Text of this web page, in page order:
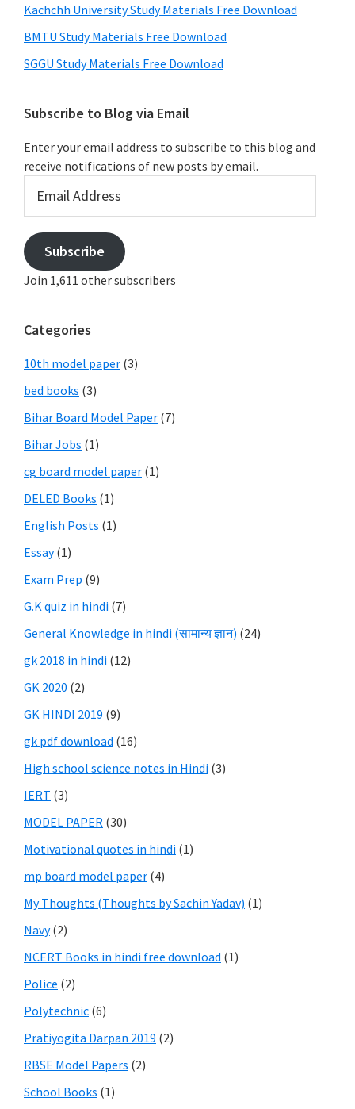
Kachchh University Study Materials Free Download
BMTU Study Materials Free Download
SGGU Study Materials Free Download
Subscribe to Blog via Email
Enter your email address to subscribe to this blog and
receive notifications of new posts by email.
Address
Subscribe
Join 1,611 other subscribers
Categories
10th model paper (3)
bed books (3)
Bihar Board Model Paper (7)
Bihar Jobs (1)
cg board model paper (1)
DELED Books (1)
English Posts (1)
Essay(1)
Exam Prep (9)
G.K quiz in hindi (7)
General Knowledge in hindi (सामान्य ज्ञान) (24)
gk 2018 in hindi (12)
GK 2020 (2)
GK HINDI 2019 (9)
gk pdf download (16)
High school science notes in Hindi (3)
IERT (3)
MODEL PAPER (30)
Motivational quotes in hindi (1)
mp board model paper (4)
My Thoughts (Thoughts by Sachin Yadav) (1)
Navy(2)
NCERT Books in hindi free download (1)
Police (2)
Polytechnic (6)
Pratiyogita Darpan 2019 (2)
RBSE Model Papers (2)
School Books (1)